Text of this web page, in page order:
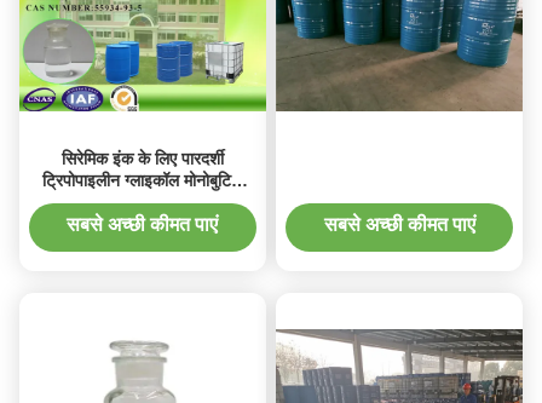
सिरेमिक इंक के लिए पारदर्शी
ट्रिपोपाइलीन ग्लाइकॉल मोनोबुटिल
ईथर इनीक्स नं 25 9-9 10 3
सबसे अच्छी कीमत पाएं सबसे अच्छी कीमत पाएं